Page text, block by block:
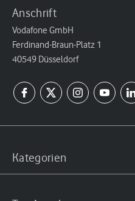
Anschrift
Vodafone GmbH
Ferdinand-Braun-Platz 1
40549 Düsseldorf
Kategorien